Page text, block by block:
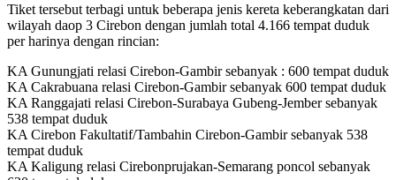
Tiket tersebut terbagi untuk beberapa jenis kereta keberangkatan dari
wilayah daop 3 Cirebon dengan jumlah total 4.166 tempat duduk
per harinya dengan rincian:
KA Gunungjati relasi Cirebon-Gambir sebanyak : 600 tempat duduk
KA Cakrabuana relasi Cirebon-Gambir sebanyak 600 tempat duduk
KA Ranggajati relasi Cirebon-Surabaya Gubeng-Jember sebanyak
538 tempat duduk
KA Cirebon Fakultatif/Tambahin Cirebon-Gambir sebanyak 538
tempat duduk
KA Kaligung relasi Cirebonprujakan-Semarang poncol sebanyak